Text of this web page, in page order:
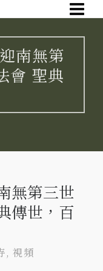
南無第
會 聖典
無第三世
傳世，百
, 視頻